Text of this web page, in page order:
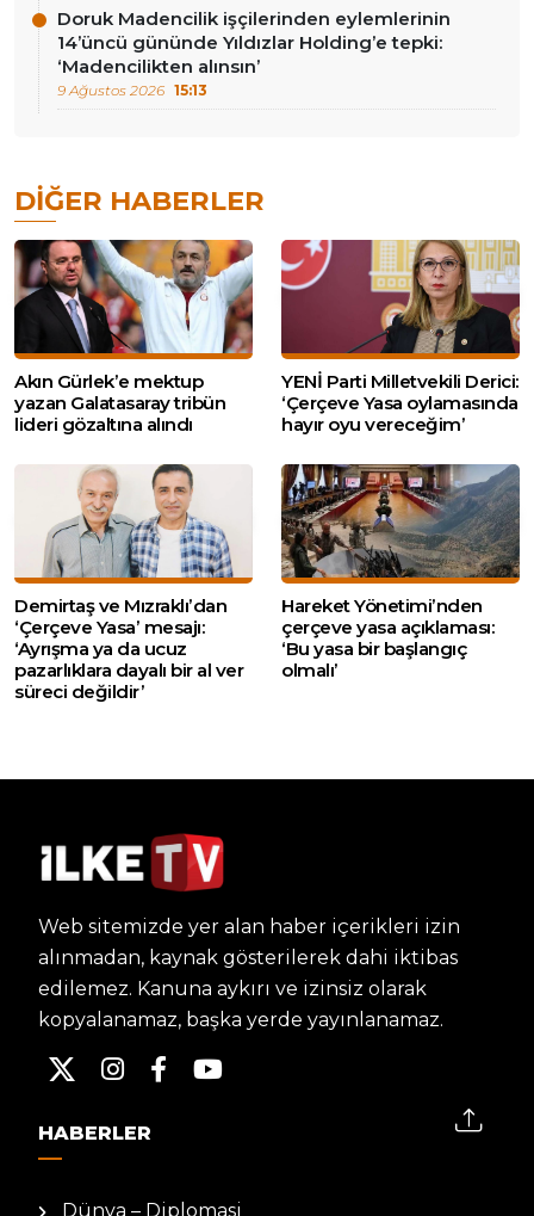
Doruk Madencilik işçilerinden eylemlerinin
14’üncü gününde Yıldızlar Holding’e tepki:
‘Madencilikten alınsın’
9 Ağustos 2026 15:13
DIĞER HABERLER
Akın Gürlek’e mektup
yazan Galatasaray tribün
lideri gözaltına alındı
YENİ Parti Milletvekili Derici:
‘Çerçeve Yasa oylamasında
hayır oyu vereceğim’
Demirtaş ve Mızraklı’dan
‘Çerçeve Yasa’ mesajı:
‘Ayrışma ya da ucuz
pazarlıklara dayalı bir al ver
süreci değildir’
Hareket Yönetimi’nden
çerçeve yasa açıklaması:
‘Bu yasa bir başlangıç
olmalı’
Web sitemizde yer alan haber içerikleri izin
alınmadan, kaynak gösterilerek dahi iktibas
edilemez. Kanuna aykırı ve izinsiz olarak
kopyalanamaz, başka yerde yayınlanamaz.
HABERLER
Dünya – Diplomasi